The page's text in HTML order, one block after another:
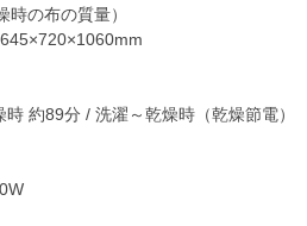
時の布の質量）
約89分 / 洗濯～乾燥時（乾燥節電）